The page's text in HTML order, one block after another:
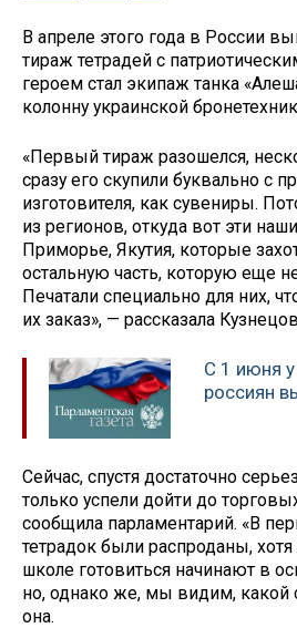
В апреле этого года в России
тираж тетрадей с
героем стал экипаж танка
колонну украинской
«Первый тираж разошелся,
сразу его скупили буквально с
изготовителя, как сувениры.
из регионов, откуда вот эти
Приморье, Якутия, которые
остальную часть, которую еще
Печатали специально для них,
их заказ», — рассказала
С 1 июня
россиян
Сейчас, спустя достаточно
только успели дойти до
сообщила парламентарий. «В
тетрадок были распроданы,
школе готовиться начинают в
но, однако же, мы видим, какой
она.